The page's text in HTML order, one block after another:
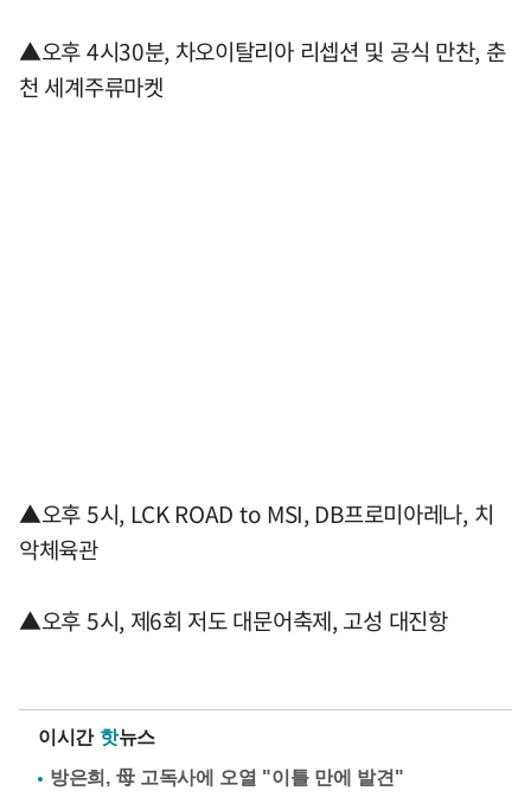
▲오후 4시30분, 차오이탈리아 리셉션 및 공식 만찬, 춘
천 세계주류마켓
▲오후 5시, LCK ROAD to MSI, DB프로미아레나, 치
악체육관
▲오후 5시, 제6회 저도 대문어축제, 고성 대진항
이시간 핫뉴스
방은희, 母 고독사에 오열 "이틀 만에 발견"